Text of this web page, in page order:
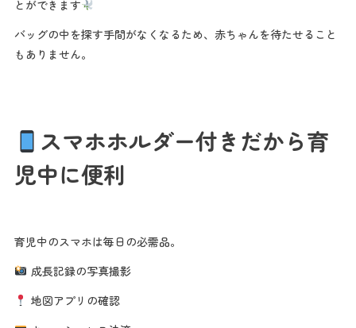
とができます
バッグの中を探す手間がなくなるため、赤ちゃんを待たせること
もありません。
スマホホルダー付きだから育
児中に便利
育児中のスマホは毎日の必需品。
成長記録の写真撮影
地図アプリの確認